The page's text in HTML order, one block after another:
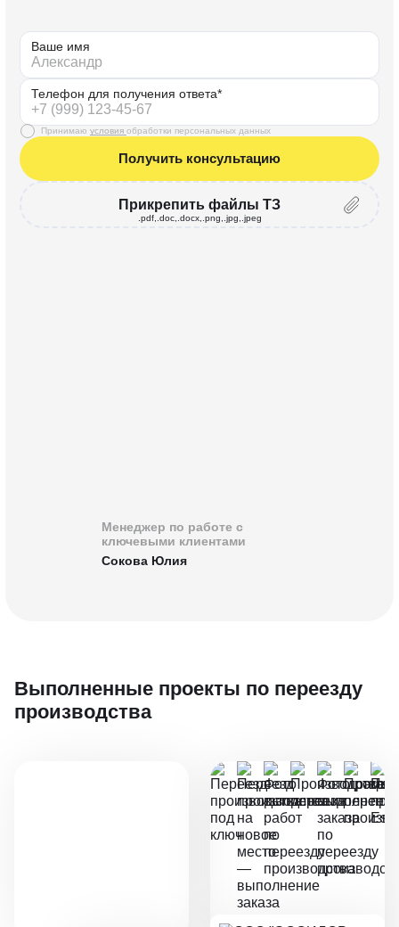
Менеджер по работе с
ключевыми клиентами
Сокова Юлия
Ваше имя
Телефон для получения ответа*
Принимаю условия обработки персональных данных
Получить консультацию
Прикрепить файлы ТЗ
.pdf,.doc,.docx,.png,.jpg,.jpeg
Выполненные проекты по переезду
производства